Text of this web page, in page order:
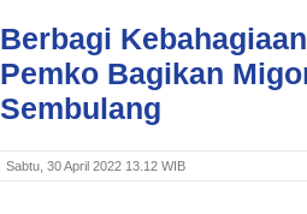
Berbagi
Pemko Bagikan
Sembulang
Sabtu, 30 April 2022 13.12 WIB